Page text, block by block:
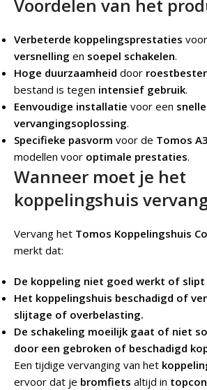
Voordelen van het
Verbeterde koppelingsprestaties
versnelling en soepel schakelen.
Hoge duurzaamheid door
bestand is tegen intensief gebruik.
Eenvoudige installatie voor een snelle
vervangingsoplossing.
Specifieke pasvorm voor de Tomos
modellen voor optimale prestaties.
Wanneer moet je het
koppelingshuis
Vervang het Tomos Koppelingshuis
merkt dat:
De koppeling niet goed werkt of
Het koppelingshuis beschadigd of
slijtage of overbelasting.
De schakeling moeilijk gaat of niet
door een gebroken of beschadigd
Een tijdige vervanging van het
ervoor dat je bromfiets altijd in